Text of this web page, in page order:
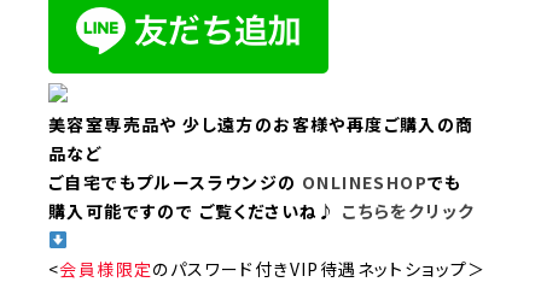
美容室専売品や 少し遠方のお客様や再度ご購入の商
品など
ご自宅でもプルースラウンジの ONLINESHOPでも
購入可能ですので ご覧くださいね♪ こちらをクリック
<会員様限定のパスワード付きVIP待遇ネットショップ＞